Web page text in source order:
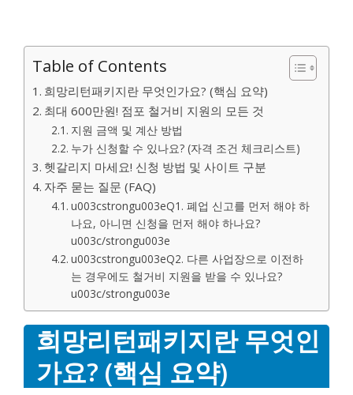
Table of Contents
희망리턴패키지란 무엇인가요? (핵심 요약)
최대 600만원! 점포 철거비 지원의 모든 것
지원 금액 및 계산 방법
누가 신청할 수 있나요? (자격 조건 체크리스트)
헷갈리지 마세요! 신청 방법 및 사이트 구분
자주 묻는 질문 (FAQ)
u003cstrongu003eQ1. 폐업 신고를 먼저 해야 하
나요, 아니면 신청을 먼저 해야 하나요?
u003c/strongu003e
u003cstrongu003eQ2. 다른 사업장으로 이전하
는 경우에도 철거비 지원을 받을 수 있나요?
u003c/strongu003e
희망리턴패키지란 무엇인
가요? (핵심 요약)